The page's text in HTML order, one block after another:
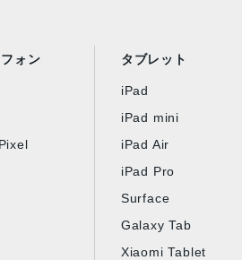
ォン タブレット
iPad
iPad mini
iPad Air
iPad Pro
Surface
Galaxy Tab
Xiaomi Tablet